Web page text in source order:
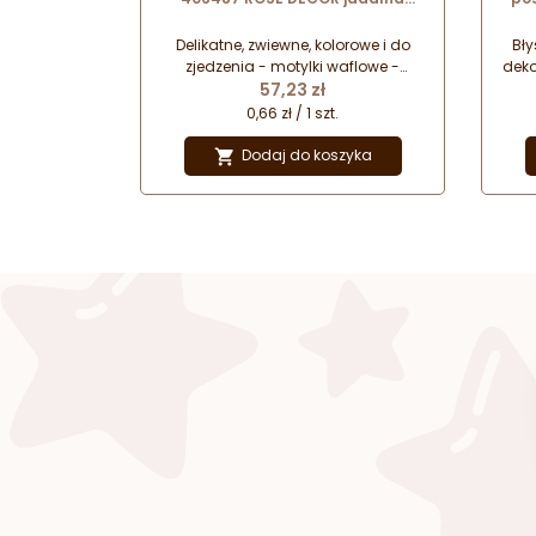
motyli
Delikatne, zwiewne, kolorowe i do
zjedzenia - motylki waflowe -
idealne do ozdabiania tortów i
babeczek.
Cena
57,23 zł
0,66 zł / 1 szt.
 Dodaj do koszyka
i